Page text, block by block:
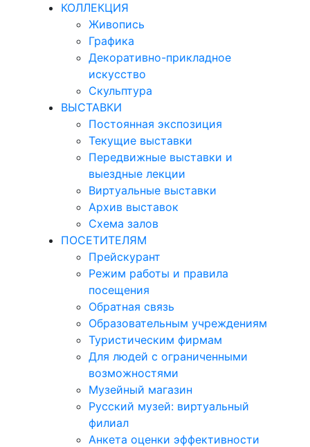
КОЛЛЕКЦИЯ
Живопись
Графика
Декоративно-прикладное
искусство
Скульптура
ВЫСТАВКИ
Постоянная экспозиция
Текущие выставки
Передвижные выставки и
выездные лекции
Виртуальные выставки
Архив выставок
Схема залов
ПОСЕТИТЕЛЯМ
Прейскурант
Режим работы и правила
посещения
Обратная связь
Образовательным учреждениям
Туристическим фирмам
Для людей с ограниченными
возможностями
Музейный магазин
Русский музей: виртуальный
филиал
Анкета оценки эффективности